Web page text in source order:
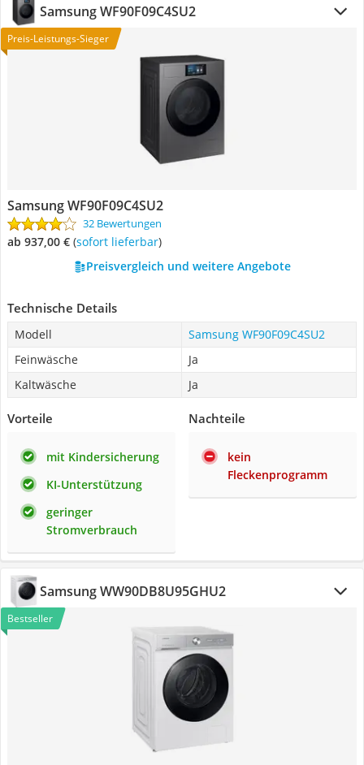
Samsung WF90F09C4SU2
Preis-Leistungs-Sieger
Samsung WF90F09C4SU2
32 Bewertungen
ab 937,00 € ( Sofort lieferbar)
Preisvergleich und weitere Angebote
Technische Details
Modell
Samsung WF90F09C4SU2
Feinwäsche
Ja
Kaltwäsche
Ja
Vorteile
mit Kindersicherung
KI-Unterstützung
geringer
Stromverbrauch
Nachteile
kein
Fleckenprogramm
Samsung WW90DB8U95GHU2
Bestseller